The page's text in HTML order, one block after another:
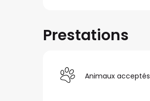
Prestations
Animaux acceptés